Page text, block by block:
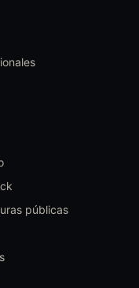
públicas